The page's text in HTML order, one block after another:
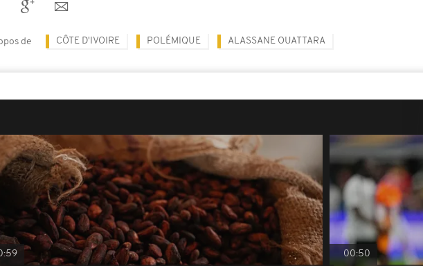
de CÔTE D'IVOIRE POLÉMIQUE ALASSANE OUATTARA
00:50